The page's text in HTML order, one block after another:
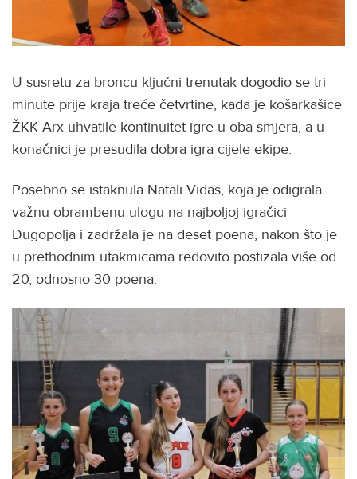
U susretu za broncu ključni trenutak dogodio se tri
minute prije kraja treće četvrtine, kada je košarkašice
ŽKK Arx uhvatile kontinuitet igre u oba smjera, a u
konačnici je presudila dobra igra cijele ekipe.
Posebno se istaknula Natali Vidas, koja je odigrala
važnu obrambenu ulogu na najboljoj igračici
Dugopolja i zadržala je na deset poena, nakon što je
u prethodnim utakmicama redovito postizala više od
20, odnosno 30 poena.